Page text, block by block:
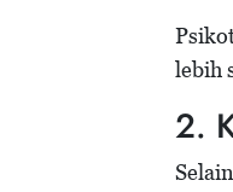
lebih
2.